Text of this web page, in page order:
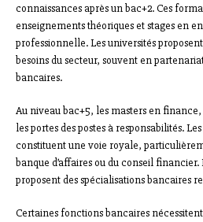
connaissances après un bac+2. Ces
enseignements théoriques et stages en
professionnelle. Les universités
besoins du secteur, souvent en
bancaires.
Au niveau bac+5, les masters en
les portes des postes à responsabilités.
constituent une voie royale,
banque d’affaires ou du conseil financier.
proposent des spécialisations bancaires
Certaines fonctions bancaires